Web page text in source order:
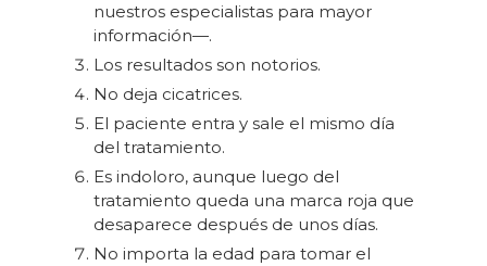
nuestros especialistas para mayor
información—.
Los resultados son notorios.
No deja cicatrices.
El paciente entra y sale el mismo día
del tratamiento.
Es indoloro, aunque luego del
tratamiento queda una marca roja que
desaparece después de unos días.
No importa la edad para tomar el